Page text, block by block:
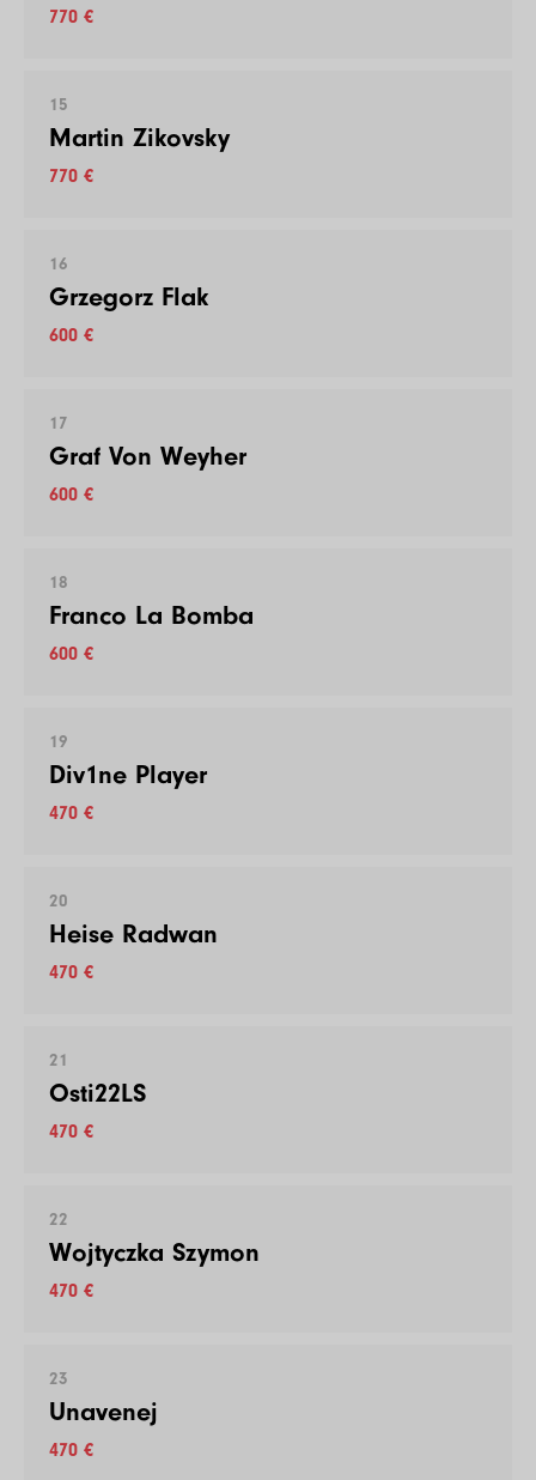
770 €
15
Martin Zikovsky
770 €
16
Grzegorz Flak
600 €
17
Graf Von Weyher
600 €
18
Franco La Bomba
600 €
19
Div1ne Player
470 €
20
Heise Radwan
470 €
21
Osti22LS
470 €
22
Wojtyczka Szymon
470 €
23
Unavenej
470 €